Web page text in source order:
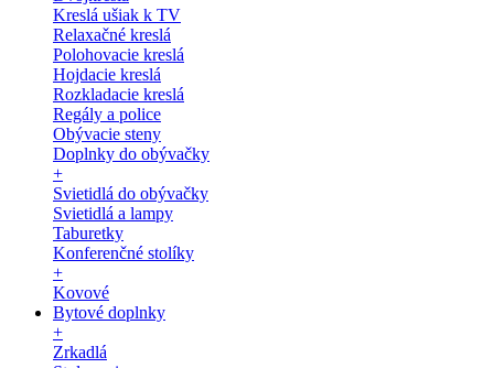
Kreslá ušiak k TV
Relaxačné kreslá
Polohovacie kreslá
Hojdacie kreslá
Rozkladacie kreslá
Regály a police
Obývacie steny
Doplnky do obývačky
+
Svietidlá do obývačky
Svietidlá a lampy
Taburetky
Konferenčné stolíky
+
Kovové
Bytové doplnky
+
Zrkadlá